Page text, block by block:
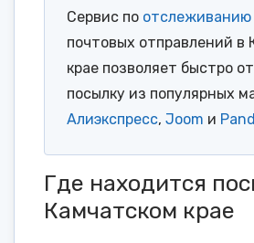
Сервис по отслеживанию
почтовых отправлений в
крае позволяет быстро
посылку из популярных
Алиэкспресс, Joom и
Где находится
Камчатском крае